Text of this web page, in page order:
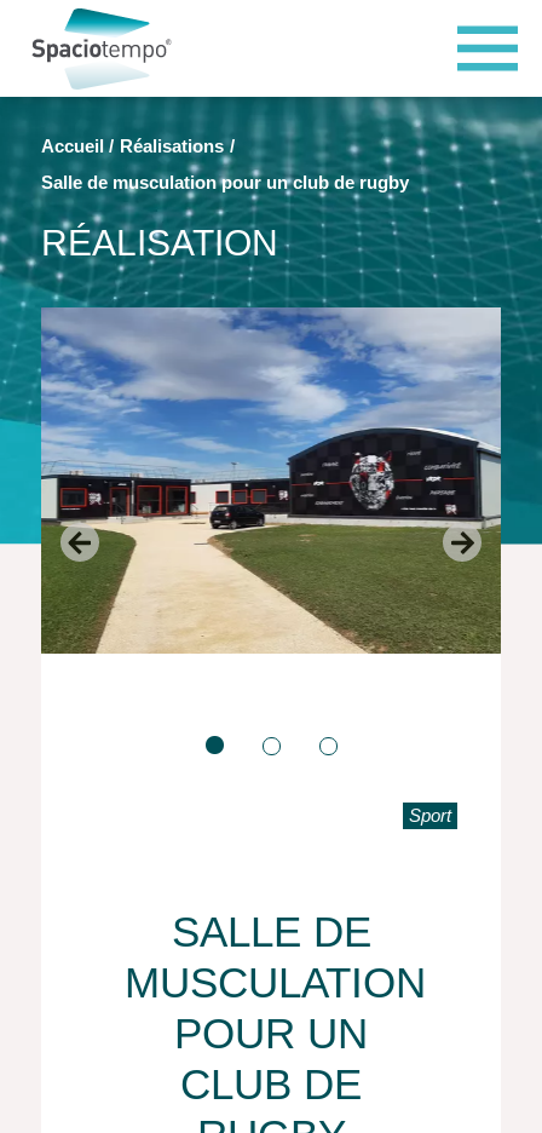
Accueil
Réalisations
Salle de musculation pour un club de rugby
RÉALISATION
Sport
SALLE DE
MUSCULATION
POUR UN
CLUB DE
Panneau de gestion des cookies